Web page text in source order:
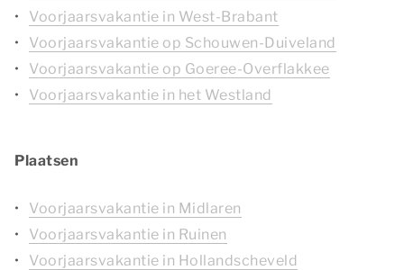
Voorjaarsvakantie in West-Brabant
Voorjaarsvakantie op Schouwen-Duiveland
Voorjaarsvakantie op Goeree-Overflakkee
Voorjaarsvakantie in het Westland
Plaatsen
Voorjaarsvakantie in Midlaren
Voorjaarsvakantie in Ruinen
Voorjaarsvakantie in Hollandscheveld